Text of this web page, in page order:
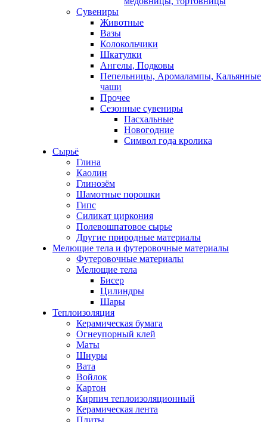
Сувениры
Животные
Вазы
Колокольчики
Шкатулки
Ангелы, Подковы
Пепельницы, Аромалампы, Кальянные
чаши
Прочее
Сезонные сувениры
Пасхальные
Новогодние
Символ года кролика
Сырьё
Глина
Каолин
Глинозём
Шамотные порошки
Гипс
Силикат циркония
Полевошпатовое сырье
Другие природные материалы
Мелющие тела и футеровочные материалы
Футеровочные материалы
Мелющие тела
Бисер
Цилиндры
Шары
Теплоизоляция
Керамическая бумага
Огнеупорный клей
Маты
Шнуры
Вата
Войлок
Картон
Кирпич теплоизоляционный
Керамическая лента
Плиты